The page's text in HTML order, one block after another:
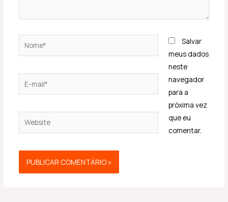
Nome*
mail*
Website
Salvar
meus dados
neste
navegador
para a
próxima vez
que eu
comentar.